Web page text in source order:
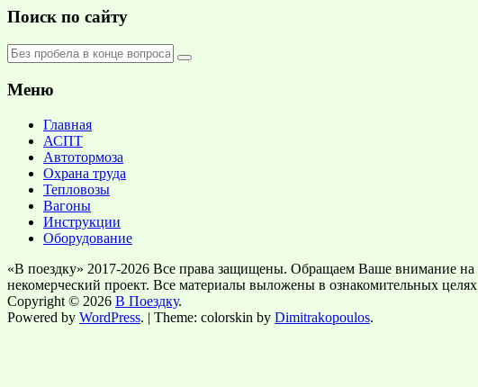
Поиск по сайту
Меню
Главная
АСПТ
Автотормоза
Охрана труда
Тепловозы
Вагоны
Инструкции
Оборудование
«В поездку» 2017-2026 Все права защищены. Обращаем Ваше внимание на
некомерческий проект. Все материалы выложены в ознакомительных
Copyright © 2026 В Поездку.
Powered by WordPress. | Theme: colorskin by Dimitrakopoulos.